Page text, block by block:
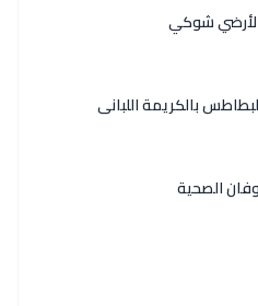
شوكي
بالكريمة اللبانى
الصحية